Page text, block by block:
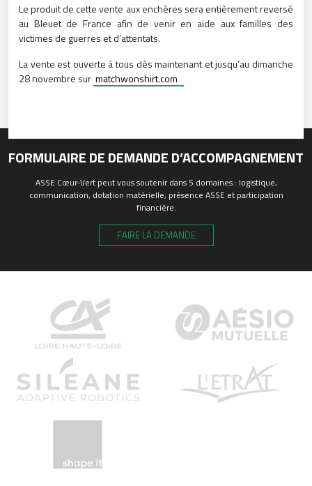
Le produit de cette vente aux enchères sera entièrement reversé
au Bleuet de France afin de venir en aide aux familles des
victimes de guerres et d’attentats.
La vente est ouverte à tous dès maintenant et jusqu’au dimanche
28 novembre sur matchwonshirt.com
FORMULAIRE DE DEMANDE D’ACCOMPAGNEMENT
ASSE Cœur-Vert peut vous soutenir dans 5 domaines : logistique,
communication, dotation matérielle, présence ASSE et participation
financière.
FAIRE LA DEMANDE